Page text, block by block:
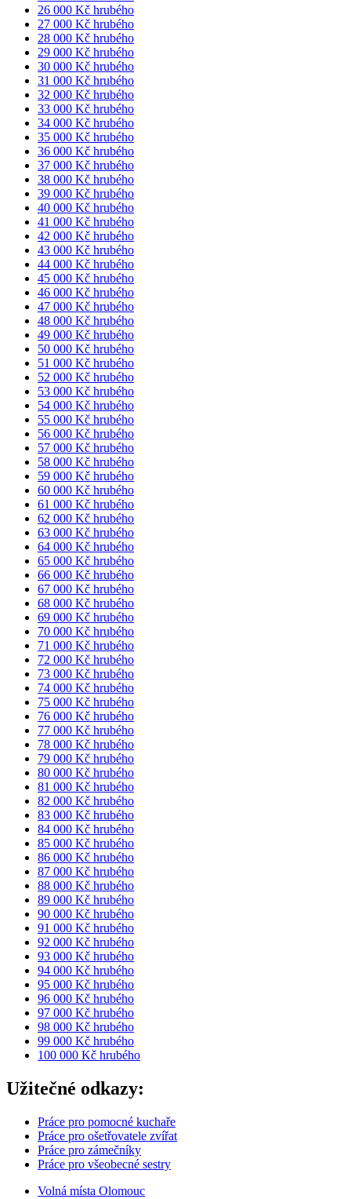
26 000 Kč hrubého
27 000 Kč hrubého
28 000 Kč hrubého
29 000 Kč hrubého
30 000 Kč hrubého
31 000 Kč hrubého
32 000 Kč hrubého
33 000 Kč hrubého
34 000 Kč hrubého
35 000 Kč hrubého
36 000 Kč hrubého
37 000 Kč hrubého
38 000 Kč hrubého
39 000 Kč hrubého
40 000 Kč hrubého
41 000 Kč hrubého
42 000 Kč hrubého
43 000 Kč hrubého
44 000 Kč hrubého
45 000 Kč hrubého
46 000 Kč hrubého
47 000 Kč hrubého
48 000 Kč hrubého
49 000 Kč hrubého
50 000 Kč hrubého
51 000 Kč hrubého
52 000 Kč hrubého
53 000 Kč hrubého
54 000 Kč hrubého
55 000 Kč hrubého
56 000 Kč hrubého
57 000 Kč hrubého
58 000 Kč hrubého
59 000 Kč hrubého
60 000 Kč hrubého
61 000 Kč hrubého
62 000 Kč hrubého
63 000 Kč hrubého
64 000 Kč hrubého
65 000 Kč hrubého
66 000 Kč hrubého
67 000 Kč hrubého
68 000 Kč hrubého
69 000 Kč hrubého
70 000 Kč hrubého
71 000 Kč hrubého
72 000 Kč hrubého
73 000 Kč hrubého
74 000 Kč hrubého
75 000 Kč hrubého
76 000 Kč hrubého
77 000 Kč hrubého
78 000 Kč hrubého
79 000 Kč hrubého
80 000 Kč hrubého
81 000 Kč hrubého
82 000 Kč hrubého
83 000 Kč hrubého
84 000 Kč hrubého
85 000 Kč hrubého
86 000 Kč hrubého
87 000 Kč hrubého
88 000 Kč hrubého
89 000 Kč hrubého
90 000 Kč hrubého
91 000 Kč hrubého
92 000 Kč hrubého
93 000 Kč hrubého
94 000 Kč hrubého
95 000 Kč hrubého
96 000 Kč hrubého
97 000 Kč hrubého
98 000 Kč hrubého
99 000 Kč hrubého
100 000 Kč hrubého
Užitečné odkazy:
Práce pro pomocné kuchaře
Práce pro ošetřovatele zvířat
Práce pro zámečníky
Práce pro všeobecné sestry
Volná místa Olomouc